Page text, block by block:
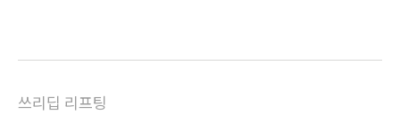
쓰리딥 리프팅